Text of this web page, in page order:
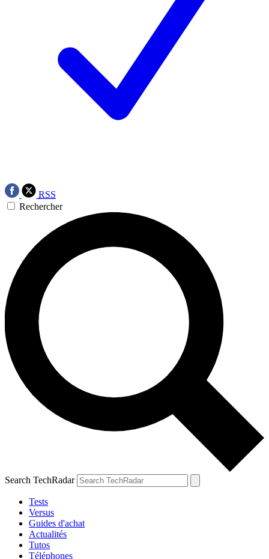
RSS
Rechercher
Search TechRadar
Tests
Versus
Guides d'achat
Actualités
Tutos
Téléphones